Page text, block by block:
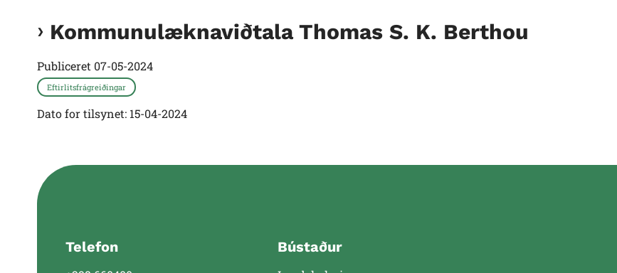
Kommunulæknaviðtala Thomas S. K. Berthou
Publiceret 07-05-2024
Eftirlitsfrágreiðingar
Dato for tilsynet: 15-04-2024
Telefon Bústaður